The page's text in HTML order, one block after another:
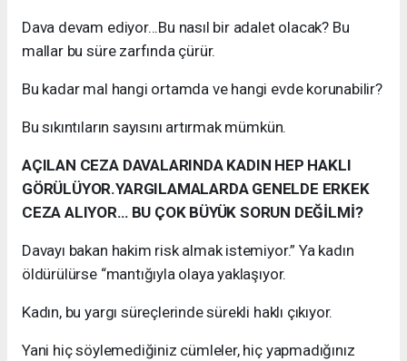
Dava devam ediyor...Bu nasıl bir adalet olacak? Bu
mallar bu süre zarfında çürür.
Bu kadar mal hangi ortamda ve hangi evde korunabilir?
Bu sıkıntıların sayısını artırmak mümkün.
AÇILAN CEZA DAVALARINDA KADIN HEP HAKLI
GÖRÜLÜYOR.YARGILAMALARDA GENELDE ERKEK
CEZA ALIYOR… BU ÇOK BÜYÜK SORUN DEĞİLMİ?
Davayı bakan hakim risk almak istemiyor.” Ya kadın
öldürülürse “mantığıyla olaya yaklaşıyor.
Kadın, bu yargı süreçlerinde sürekli haklı çıkıyor.
Yani hiç söylemediğiniz cümleler, hiç yapmadığınız